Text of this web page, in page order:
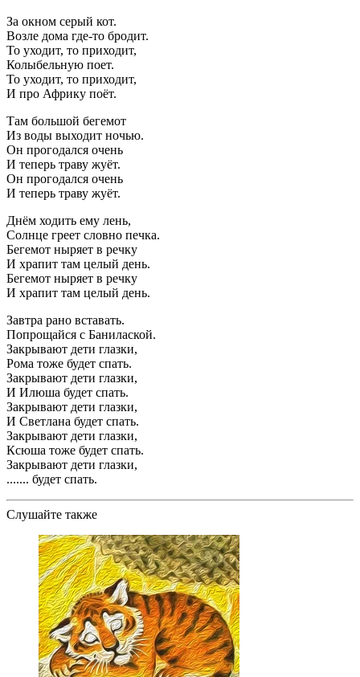
За окном серый кот.
Возле дома где-то бродит.
То уходит, то приходит,
Колыбельную поет.
То уходит, то приходит,
И про Африку поёт.
Там большой бегемот
Из воды выходит ночью.
Он прогодался очень
И теперь траву жуёт.
Он прогодался очень
И теперь траву жуёт.
Днём ходить ему лень,
Солнце греет словно печка.
Бегемот ныряет в речку
И храпит там целый день.
Бегемот ныряет в речку
И храпит там целый день.
Завтра рано вставать.
Попрощайся с Банилаской.
Закрывают дети глазки,
Рома тоже будет спать.
Закрывают дети глазки,
И Илюша будет спать.
Закрывают дети глазки,
И Светлана будет спать.
Закрывают дети глазки,
Ксюша тоже будет спать.
Закрывают дети глазки,
....... будет спать.
Слушайте также